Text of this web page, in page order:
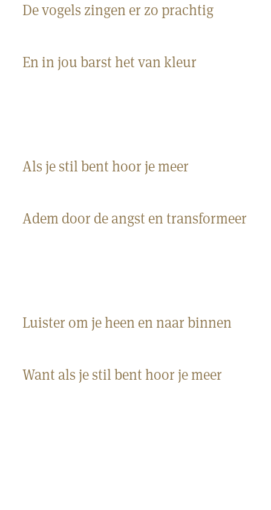
De vogels zingen er zo prachtig
En in jou barst het van kleur
Als je stil bent hoor je meer
Adem door de angst en transformeer
Luister om je heen en naar binnen
Want als je stil bent hoor je meer